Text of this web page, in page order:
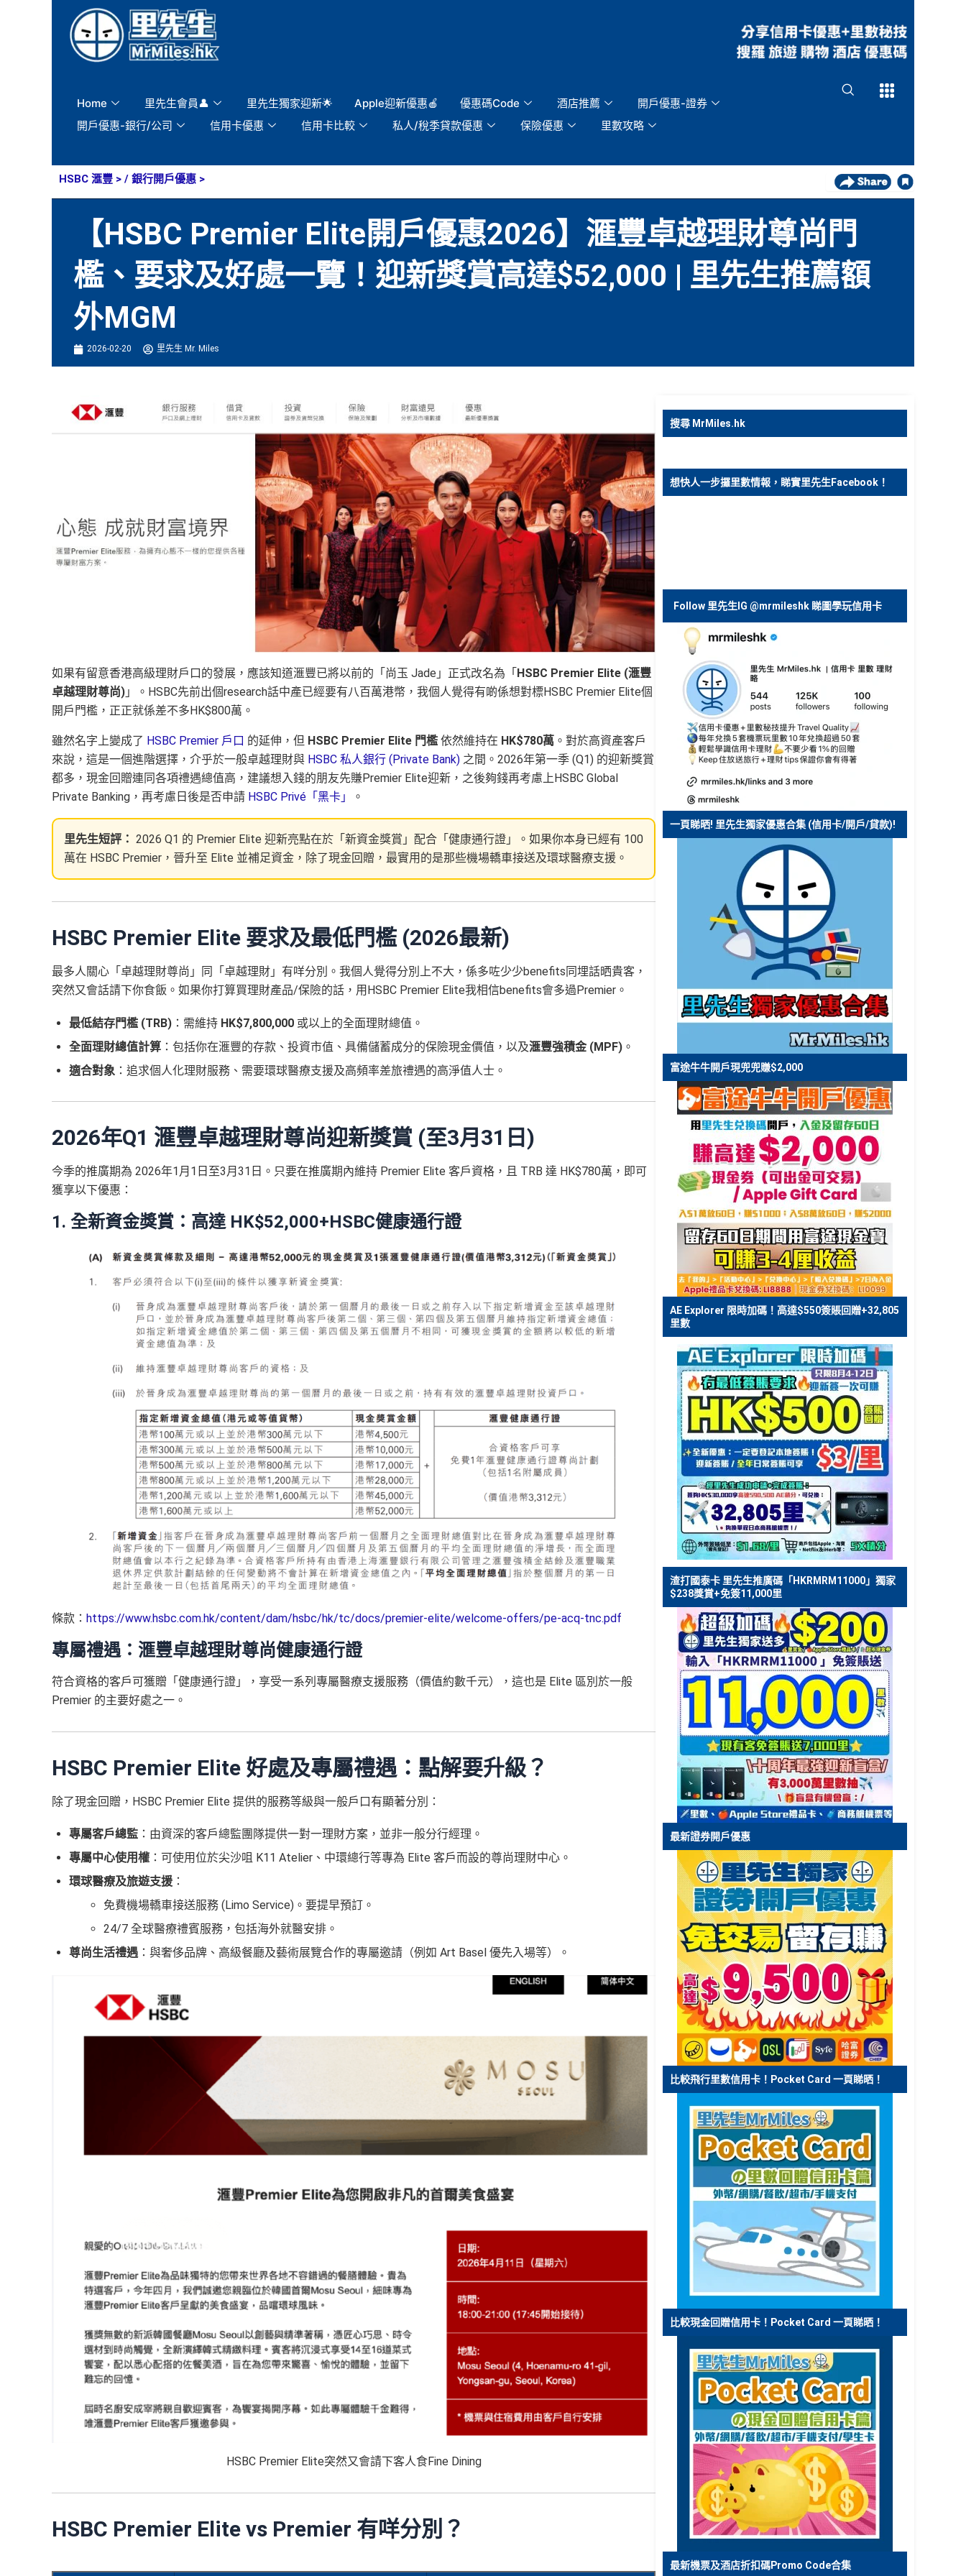
Home 里先生會員👤 里先生獨家迎新🌟 Apple迎新優惠🍎 優惠碼Code 酒店推薦
開戶優惠-證券
開戶優惠-銀行/公司
信用卡優惠 信用卡比較 私人/稅季貸款優惠 保險優惠 里數攻略
Open
HSBC 滙豐 > / 銀行開戶優惠 >
【HSBC Premier Elite開戶優惠2026】滙豐卓越理財尊尚門
檻、要求及好處一覽！迎新獎賞高達$52,000 | 里先生推薦額
外MGM
2026-02-20 里先生 Mr. Miles
如果有留意香港高級理財戶口的發展，應該知道滙豐已將以前的「尚玉 Jade」正式改名為「 HSBC Premier Elite (滙豐
卓越理財尊尚) 」。HSBC先前出個research話中產已經要有八百萬港幣，我個人覺得有啲係想對標HSBC Premier Elite個
開戶門檻，正正就係差不多HK$800萬。
雖然名字上變成了 HSBC Premier 戶口 的延伸，但 HSBC Premier Elite 門檻 依然維持在 HK$780萬 。對於高資產客戶
來說，這是一個進階選擇，介乎於一般卓越理財與 HSBC 私人銀行 (Private Bank) 之間。2026年第一季 (Q1) 的迎新獎賞
都多，現金回贈連同各項禮遇總值高，建議想入錢的朋友先賺Premier Elite迎新，之後夠錢再考慮上HSBC Global
Private Banking，再考慮日後是否申請 HSBC Privé「黑卡」 。
里先生短評： 2026 Q1 的 Premier Elite 迎新亮點在於「新資金獎賞」配合「健康通行證」。如果你本身已經有 100
萬在 HSBC Premier，晉升至 Elite 並補足資金，除了現金回贈，最實用的是那些機場轎車接送及環球醫療支援。
HSBC Premier Elite 要求及最低門檻 (2026最新)
最多人關心「卓越理財尊尚」同「卓越理財」有咩分別。我個人覺得分別上不大，係多咗少少benefits同埋話晒貴客，
突然又會話請下你食飯。如果你打算買理財產品/保險的話，用HSBC Premier Elite我相信benefits會多過Premier。
最低結存門檻 (TRB) ：需維持 HK$7,800,000 或以上的全面理財總值。
全面理財總值計算 ：包括你在滙豐的存款、投資市值、具備儲蓄成分的保險現金價值，以及滙豐強積金 (MPF) 。
適合對象 ：追求個人化理財服務、需要環球醫療支援及高頻率差旅禮遇的高淨值人士。
2026年Q1 滙豐卓越理財尊尚迎新獎賞 (至3月31日)
今季的推廣期為 2026年1月1日至3月31日。只要在推廣期內維持 Premier Elite 客戶資格，且 TRB 達 HK$780萬，即可
獲享以下優惠：
1. 全新資金獎賞：高達 HK$52,000+HSBC健康通行證
條款： https://www.hsbc.com.hk/content/dam/hsbc/hk/tc/docs/premier-elite/welcome-offers/pe-acq-tnc.pdf
專屬禮遇：滙豐卓越理財尊尚健康通行證
符合資格的客戶可獲贈「健康通行證」，享受一系列專屬醫療支援服務（價值約數千元），這也是 Elite 區別於一般
Premier 的主要好處之一。
HSBC Premier Elite 好處及專屬禮遇：點解要升級？
除了現金回贈，HSBC Premier Elite 提供的服務等級與一般戶口有顯著分別：
專屬客戶總監 ：由資深的客戶總監團隊提供一對一理財方案，並非一般分行經理。
專屬中心使用權 ：可使用位於尖沙咀 K11 Atelier、中環總行等專為 Elite 客戶而設的尊尚理財中心。
環球醫療及旅遊支援 ：
免費機場轎車接送服務 (Limo Service)。要提早預訂。
24/7 全球醫療禮賓服務，包括海外就醫安排。
尊尚生活禮遇 ：與奢侈品牌、高級餐廳及藝術展覽合作的專屬邀請（例如 Art Basel 優先入場等）。
HSBC Premier Elite突然又會請下客人食Fine Dining
HSBC Premier Elite vs Premier 有咩分別？
搜尋 MrMiles.hk
想快人一步攞里數情報，睇實里先生Facebook！
Follow 里先生IG @mrmileshk 睇圖學玩信用卡
一頁睇晒! 里先生獨家優惠合集 (信用卡/開戶/貸款)!
富途牛牛開戶現兜兜賺$2,000
AE Explorer 限時加碼！高達$550簽賬回贈+32,805
里數
渣打國泰卡 里先生推廣碼「HKRMRM11000」獨家
$238獎賞+免簽11,000里
最新證券開戶優惠
比較飛行里數信用卡！Pocket Card 一頁睇晒！
比較現金回贈信用卡！Pocket Card 一頁睇晒！
最新機票及酒店折扣碼Promo Code合集